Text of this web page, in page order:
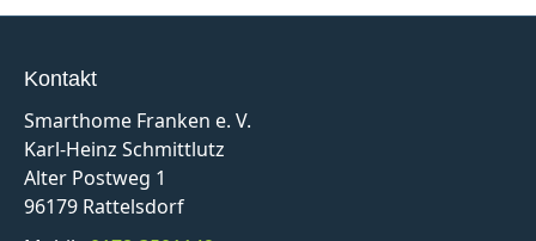
o
Kontakt
Smarthome Franken e. V.
Karl-Heinz Schmittlutz
Alter Postweg 1
96179 Rattelsdorf